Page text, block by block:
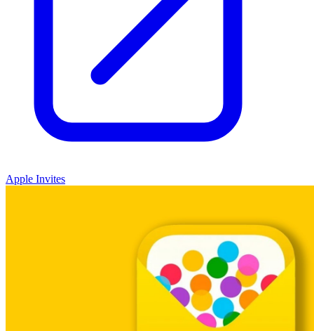
Apple Invites